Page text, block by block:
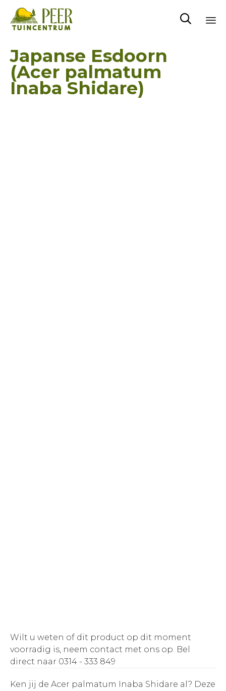

Japanse Esdoorn
(Acer palmatum
Inaba Shidare)
Wilt u weten of dit product op dit moment
voorradig is, neem contact met ons op. Bel
direct naar 0314 - 333 849
Ken jij de Acer palmatum Inaba Shidare al? Deze